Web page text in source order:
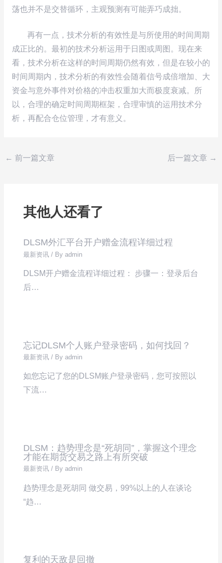
荡也并不是交替循环，主观预测有可能弄巧成拙。
再有一点，技术分析的有效性是与所使用的时间周期
成正比的。最初的技术分析运用于日图或周图。现在来
看，技术分析在这样的时间周期仍然有效，但是在较小的
时间周期内，技术分析的有效性会随着信号成倍增加、大
资金与意外事件对价格的冲击权重加大而极度衰减。所
以，合理的确定时间周期框架，合理审慎的运用技术分
析，再配合仓位管理，才有意义。
← 前一篇文章 后一篇文章 →
其他人还看了
DLSM外汇平台开户赠金流程详细过程
最新资讯 / Byadmin
DLSM开户赠金流程详细过程： 步骤一：登录后台
后…
忘记DLSM个人账户登录密码，如何找回？
最新资讯 / Byadmin
如您忘记了您的DLSM账户登录密码，您可按照以
下流…
DLSM：趋势理念是“死胡同”，掌握这个理念
才能在期货交易之路上有所突破
最新资讯 / Byadmin
趋势理念是死胡同 做交易，99%以上的人在谈论
“趋…
复利的天敌是回撤